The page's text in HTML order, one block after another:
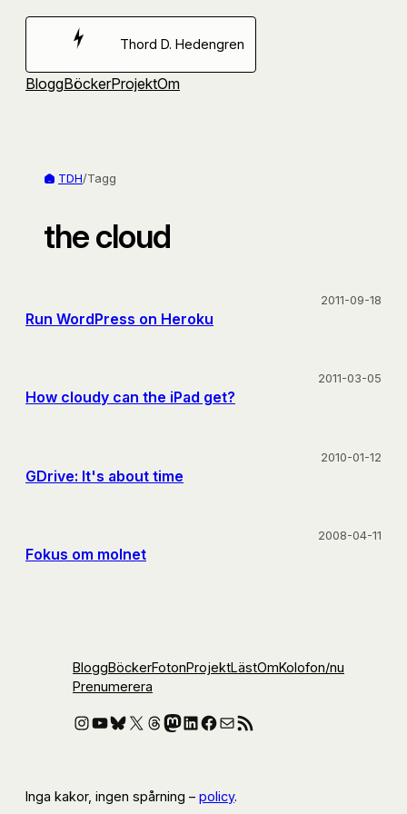
Hoppa
Thord D. Hedengren
BloggBöckerProjektOm
TDH/Tagg
the cloud
Run WordPress on Heroku
2011-09-18
How cloudy can the iPad get?
2011-03-05
GDrive: It's about time
2010-01-12
Fokus om molnet
2008-04-11
BloggBöckerFotonProjektLästOmKolofon/nu
Prenumerera
Instagram
YouTube
Bluesky
X Threads
Mastodon
LinkedIn
Facebook
E-postRSS-flöde
Inga kakor, ingen spårning – policy.